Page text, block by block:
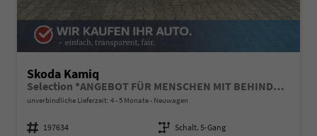
Skoda Kamiq
Selection *ANGEBOT FÜR MENSCHEN MIT BEHINDERUNG AB 50%! 1.0 TSI 95PS, Klimaanlage, Sitzheizung, Parksensoren hinten, LED-Scheinwerfer, Tempomat, Infotainment 8", Virtual Cockpit Nebelscheinwerfer, Dachreling
unverbindliche Lieferzeit: 4 - 5 Monate Neuwagen
Fahrzeugnummer 197634 Getriebe Schalt. 5-Gang